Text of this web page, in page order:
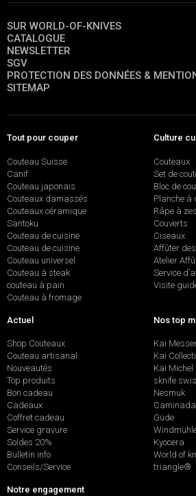
SUR WORLD-OF-KNIVES
CATALOGUE
NEWSLETTER
SGV
PROTECTION DES DONNÉES &
SITEMAP
Tout pour couper
Couteau Suisse
Canif
Couteau japonais
Couteaux damassés
Couteaux céramique
Santoku
Couteau de cuisine
Couteau de cuisine
Couteau universel
Couteau à steak
couteau à pain
Couteau à fromage
Culture
Couteaux
Set de
Bloc de
Planche à
Râpe à
Couverts
Ciseaux
Affûter
Atelier
Service
Visite
Actuel
Shop Couteaux
Couteau artisanal
Nouveautés
Top produits
Bon cadeau
Cadeaux
Coffret cadeau
Service gravure
Soldes 20%
Bulletin info
Conseils/Service
Nos top
Kai
Kai
Kai Michel
sknife
Nesmuk
Güde
Kyocera
World of
triangle®
Notre engagement